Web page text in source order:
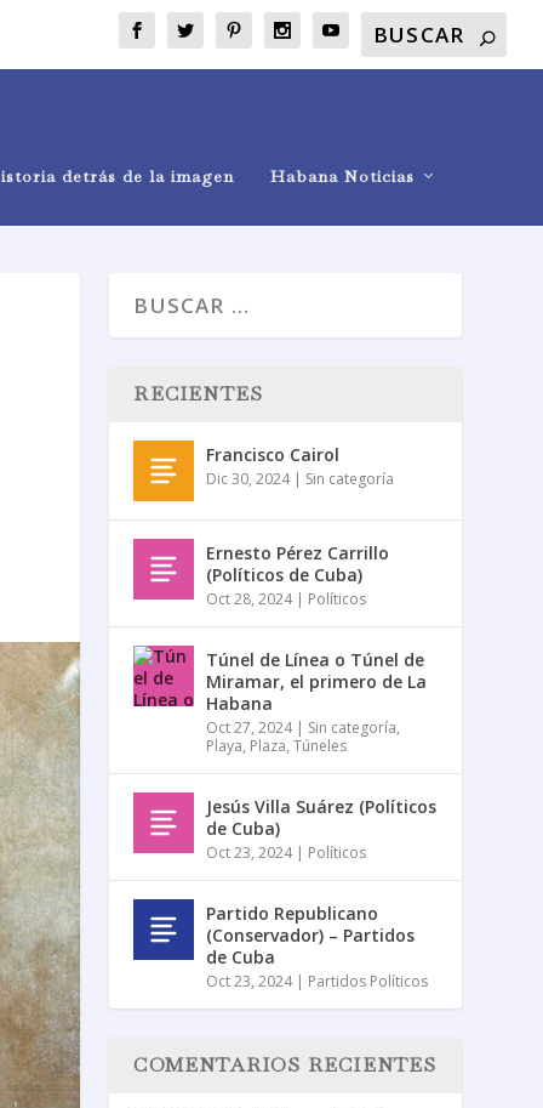
detrás de la imagen Habana Noticias
RECIENTES
Francisco Cairol
Dic 30, 2024| Sin categoría
Ernesto Pérez Carrillo
(Políticos de Cuba)
Oct 28, 2024| Políticos
Túnel de Línea o Túnel de
Miramar, el primero de La
Habana
Oct 27, 2024| Sin categoría,
Playa, Plaza,Túneles
Jesús Villa Suárez (Políticos
de Cuba)
Oct 23, 2024| Políticos
Partido Republicano
(Conservador) – Partidos
de Cuba
Oct 23, 2024| Partidos Políticos
COMENTARIOS RECIENTES